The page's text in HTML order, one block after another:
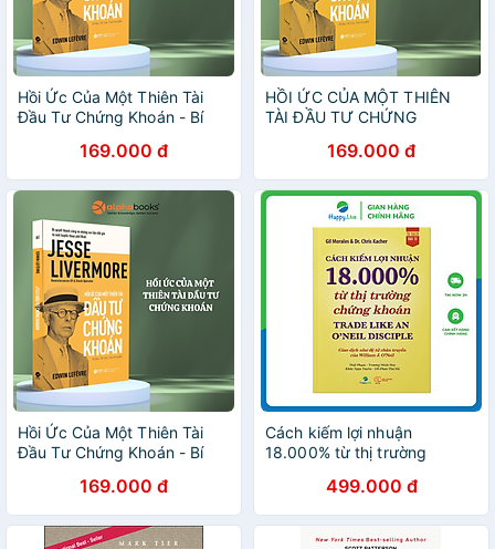
Hồi Ức Của Một Thiên Tài
Đầu Tư Chứng Khoán - Bí
Những Sai Lầm Đắt Giá Từ
Một Huyền Thoại Phố Wall
(Edwin Lefèvre)
169.000 đ
HỒI ỨC CỦA MỘT THIÊN
TÀI ĐẦU TƯ CHỨNG
Công Và Những Sai Lầm Đắt
Giá Từ Một Huyền Thoại Phố
Wall - Edwin Lefèvre - Alpha
169.000 đ
Hồi Ức Của Một Thiên Tài
Đầu Tư Chứng Khoán - Bí
Những Sai Lầm Đắt Giá Từ
Một Huyền Thoại Phố Wall
(Edwin Lefèvre) - Alpha
169.000 đ
Cách kiếm lợi nhuận
18.000% từ thị trường
An O'Neil Disciple
499.000 đ